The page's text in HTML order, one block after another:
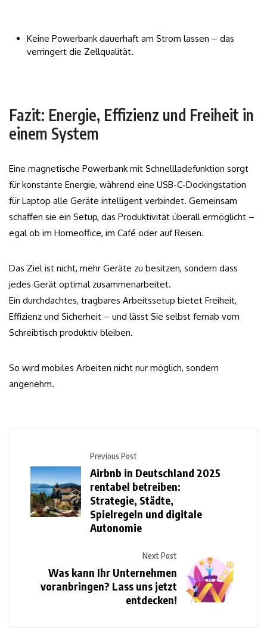
Keine Powerbank dauerhaft am Strom lassen – das
verringert die Zellqualität.
Fazit: Energie, Effizienz und Freiheit in
einem System
Eine magnetische Powerbank mit Schnellladefunktion sorgt
für konstante Energie, während eine USB-C-Dockingstation
für Laptop alle Geräte intelligent verbindet. Gemeinsam
schaffen sie ein Setup, das Produktivität überall ermöglicht –
egal ob im Homeoffice, im Café oder auf Reisen.
Das Ziel ist nicht, mehr Geräte zu besitzen, sondern dass
jedes Gerät optimal zusammenarbeitet.
Ein durchdachtes, tragbares Arbeitssetup bietet Freiheit,
Effizienz und Sicherheit – und lässt Sie selbst fernab vom
Schreibtisch produktiv bleiben.
So wird mobiles Arbeiten nicht nur möglich, sondern
angenehm.
Previous Post
Airbnb in Deutschland 2025
rentabel betreiben:
Strategie, Städte,
Spielregeln und digitale
Autonomie
Next Post
Was kann Ihr Unternehmen
voranbringen? Lass uns jetzt
entdecken!